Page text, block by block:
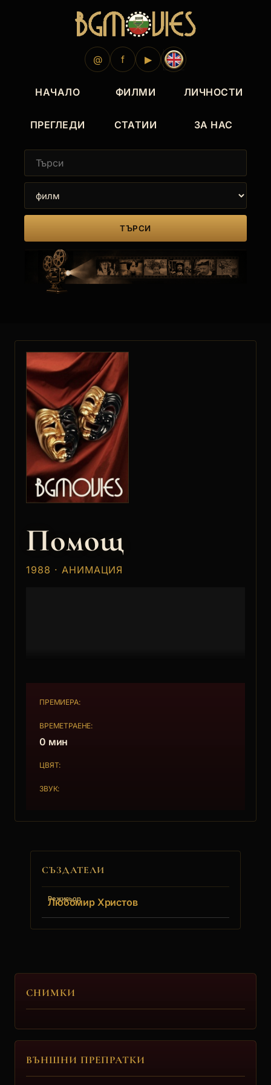
@ f ▶
НАЧАЛО ФИЛМИ ЛИЧНОСТИ
ПРЕГЛЕДИ СТАТИИ ЗА НАС
ТЪРСИ
Помощ
1988 · АНИМАЦИЯ
ПРЕМИЕРА:
ВРЕМЕТРАЕНЕ:
0 мин
ЦВЯТ:
ЗВУК:
СЪЗДАТЕЛИ
Режисьор
Любомир Христов
СНИМКИ
ВЪНШНИ ПРЕПРАТКИ